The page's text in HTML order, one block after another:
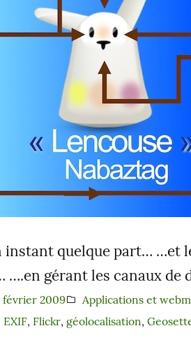
instant quelque part… …et
….en gérant les canaux de
février 2009
Applications et
EXIF, Flickr, géolocalisation,